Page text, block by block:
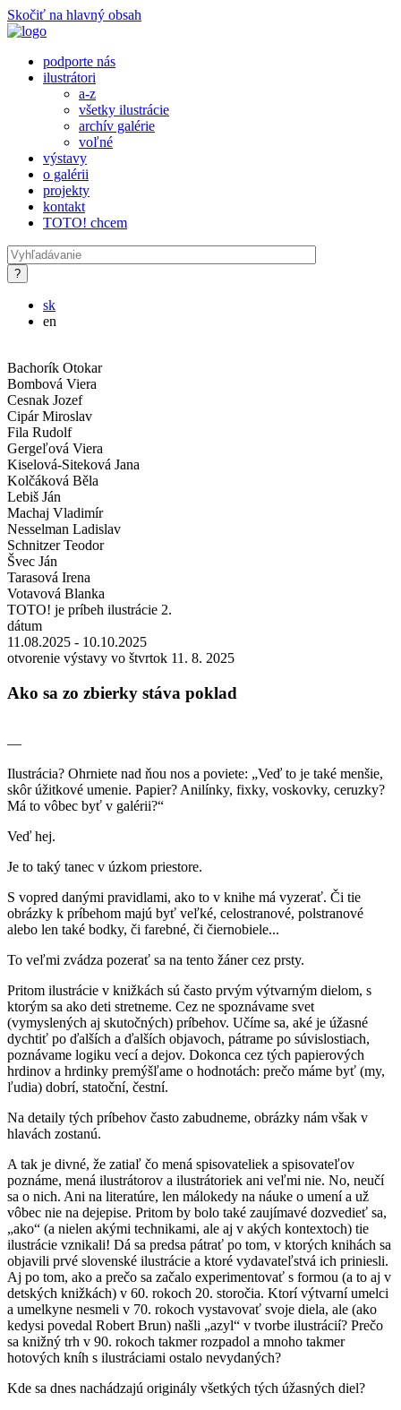
Skočiť na hlavný obsah
podporte nás
ilustrátori
a-z
všetky ilustrácie
archív galérie
voľné
výstavy
o galérii
projekty
kontakt
TOTO! chcem
sk
en
Bachorík Otokar
Bombová Viera
Cesnak Jozef
Cipár Miroslav
Fila Rudolf
Gergeľová Viera
Kiselová-Siteková Jana
Kolčáková Běla
Lebiš Ján
Machaj Vladimír
Nesselman Ladislav
Schnitzer Teodor
Švec Ján
Tarasová Irena
Votavová Blanka
TOTO! je príbeh ilustrácie 2.
dátum
11.08.2025 - 10.10.2025
otvorenie výstavy vo štvrtok 11. 8. 2025
Ako sa zo zbierky stáva poklad
—
Ilustrácia? Ohrniete nad ňou nos a poviete: „Veď to je také menšie,
skôr úžitkové umenie. Papier? Anilínky, fixky, voskovky, ceruzky?
Má to vôbec byť v galérii?“
Veď hej.
Je to taký tanec v úzkom priestore.
S vopred danými pravidlami, ako to v knihe má vyzerať. Či tie
obrázky k príbehom majú byť veľké, celostranové, polstranové
alebo len také bodky, či farebné, či čiernobiele...
To veľmi zvádza pozerať sa na tento žáner cez prsty.
Pritom ilustrácie v knižkách sú často prvým výtvarným dielom, s
ktorým sa ako deti stretneme. Cez ne spoznávame svet
(vymyslených aj skutočných) príbehov. Učíme sa, aké je úžasné
dychtiť po ďalších a ďalších objavoch, pátrame po súvislostiach,
poznávame logiku vecí a dejov. Dokonca cez tých papierových
hrdinov a hrdinky premýšľame o hodnotách: prečo máme byť (my,
ľudia) dobrí, statoční, čestní.
Na detaily tých príbehov často zabudneme, obrázky nám však v
hlavách zostanú.
A tak je divné, že zatiaľ čo mená spisovateliek a spisovateľov
poznáme, mená ilustrátorov a ilustrátoriek ani veľmi nie. No, neučí
sa o nich. Ani na literatúre, len málokedy na náuke o umení a už
vôbec nie na dejepise. Pritom by bolo také zaujímavé dozvedieť sa,
„ako“ (a nielen akými technikami, ale aj v akých kontextoch) tie
ilustrácie vznikali! Dá sa predsa pátrať po tom, v ktorých knihách sa
objavili prvé slovenské ilustrácie a ktoré vydavateľstvá ich priniesli.
Aj po tom, ako a prečo sa začalo experimentovať s formou (a to aj v
detských knižkách) v 60. rokoch 20. storočia. Ktorí výtvarní umelci
a umelkyne nesmeli v 70. rokoch vystavovať svoje diela, ale (ako
kedysi povedal Robert Brun) našli „azyl“ v tvorbe ilustrácií? Prečo
sa knižný trh v 90. rokoch takmer rozpadol a mnoho takmer
hotových kníh s ilustráciami ostalo nevydaných?
Kde sa dnes nachádzajú originály všetkých tých úžasných diel?